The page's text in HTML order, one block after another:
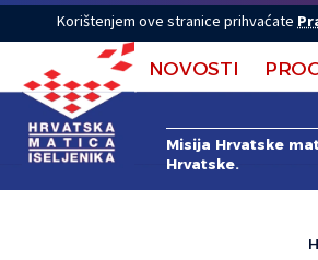
Korištenjem ove stranice prihvaćate
NOVOSTI
Misija Hrvatske
Hrvatske.